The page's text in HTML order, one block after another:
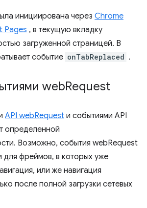
инициирована через Chrome
Pages , в текущую вкладку
загруженной страницей. В
событие onTabReplaced .
webRequest
API webRequest и событиями API
определенной
Возможно, события webRequest
для фреймов, в которых уже
или же навигация
после полной загрузки сетевых